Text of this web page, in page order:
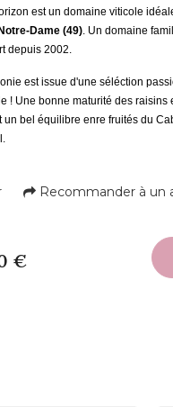
est un domaine viticole
Dame (49). Un domaine
depuis 2002.
est issue d'une séléction
! Une bonne maturité des raisins
un bel équilibre enre fruités du
Recommander à un
€